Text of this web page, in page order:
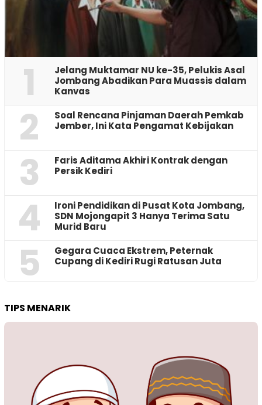
1
Jelang Muktamar NU ke-35, Pelukis Asal
Jombang Abadikan Para Muassis dalam
Kanvas
2
‎Soal Rencana Pinjaman Daerah Pemkab
Jember, Ini Kata Pengamat Kebijakan ‎
3
Faris Aditama Akhiri Kontrak dengan
Persik Kediri
4
Ironi Pendidikan di Pusat Kota Jombang,
SDN Mojongapit 3 Hanya Terima Satu
Murid Baru
5
‎Gegara Cuaca Ekstrem, Peternak
Cupang di Kediri Rugi Ratusan Juta
TIPS MENARIK